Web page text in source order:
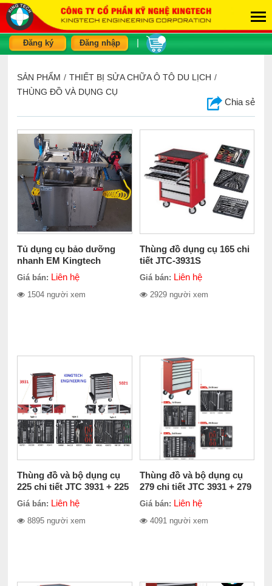
Đăng ký Đăng nhập
SẢN PHẨM / THIẾT BỊ SỬA CHỮA Ô TÔ DU LỊCH /
THÙNG ĐỒ VÀ DỤNG CỤ
Chia sẻ
Tủ dụng cụ bảo dưỡng
nhanh EM Kingtech
K155.5044
Giá bán: Liên hệ
1504 người xem
Thùng đồ dụng cụ 165 chi
tiết JTC-3931S
Giá bán: Liên hệ
2929 người xem
Thùng đồ và bộ dụng cụ
225 chi tiết JTC 3931 + 225
Giá bán: Liên hệ
8895 người xem
Thùng đồ và bộ dụng cụ
279 chi tiết JTC 3931 + 279
Giá bán: Liên hệ
4091 người xem